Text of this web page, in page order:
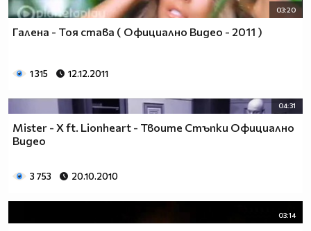
03:20
Галена - Тоя става ( Официално Видео - 2011 )
1 315 12.12.2011
04:31
Mister - X ft. Lionheart - Твоите Стъпки Официално
Видео
3 753 20.10.2010
03:14